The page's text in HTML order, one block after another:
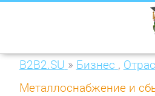
B2B2.SU » Бизнес ,
Металлоснабжение и